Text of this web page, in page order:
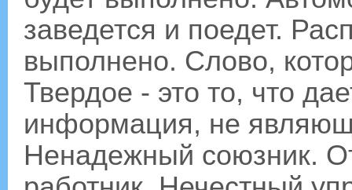
заведется и поедет.
выполнено. Слово,
Твердое - это то, что
информация, не
Ненадежный союзник.